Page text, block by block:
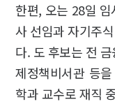
한편, 오는 28일
사 선임과 자기주
다. 도 후보는 전
제정책비서관 등
학과 교수로 재직